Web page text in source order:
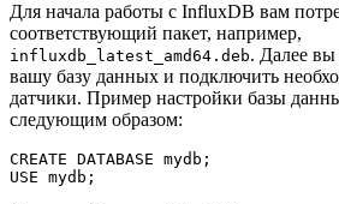
Для начала работы с InfluxDB вам
соответствующий пакет, например,
influxdb_latest_amd64.deb. Далее вы
вашу базу данных и подключить
датчики. Пример настройки базы
следующим образом:
CREATE DATABASE mydb;